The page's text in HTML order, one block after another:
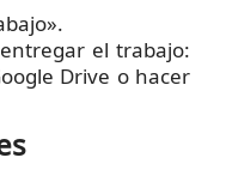
el trabajo:
Drive o hacer